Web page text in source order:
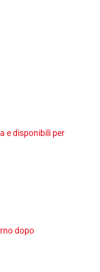
e disponibili per
dopo